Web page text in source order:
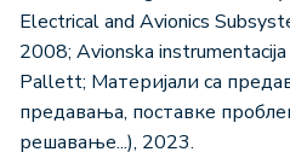
Electrical and Avionics
2008; Avionska
Pallett; Материјали са
предавања, поставке
решавање...), 2023.